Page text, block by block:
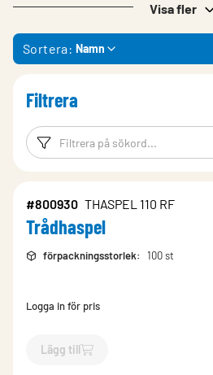
Visa fler
Sortera: Namn
Filtrera
Filtreringsord
#800930 THASPEL 110 RF
Trådhaspel
förpackningsstorlek: 100 st
Logga in för pris
Lägg till
`$Lägg till